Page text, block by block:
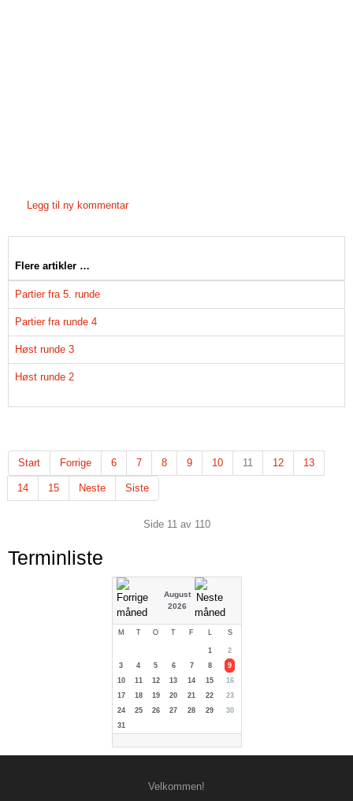
Legg til ny kommentar
Flere artikler …
Partier fra 5. runde
Partier fra runde 4
Høst runde 3
Høst runde 2
Start Forrige 6 7 8 9 10 11 12 13
14 15 Neste Siste
Side 11 av 110
Terminliste
August
2026
M T O T F L S
1
2
3
4 5 6 7 8
9
10
11 12 13 14 15
16
17
18 19 20 21 22
23
24
25 26 27 28 29
30
31
Velkommen!